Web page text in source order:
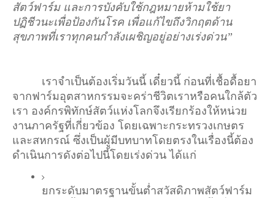
สัตว์ฟาร์ม และการบังคับใช้กฎหมายห้ามใช้ยา
ปฏิชีวนะเพื่อป้องกันโรค เพื่อแก้ไขถึงวิกฤตด้าน
สุขภาพที่เราทุกคนกำลังเผชิญอยู่อย่างเร่งด่วน”
เราจำเป็นต้องเริ่มวันนี้ เดี๋ยวนี้ ก่อนที่เชื้อดื้อยา
จากฟาร์มอุตสาหกรรมจะคร่าชีวิตเราหรือคนใกล้ตัว
เรา องค์กรพิทักษ์สัตว์แห่งโลกจึงเรียกร้องให้หน่วย
งานภาครัฐที่เกี่ยวข้อง โดยเฉพาะกระทรวงเกษตร
และสหกรณ์ ซึ่งเป็นผู้มีบทบาทโดยตรงในเรื่องนี้ต้อง
ดำเนินการดังต่อไปนี้โดยเร่งด่วน ได้แก่
ยกระดับมาตรฐานขั้นต่ำสวัสดิภาพสัตว์ฟาร์ม